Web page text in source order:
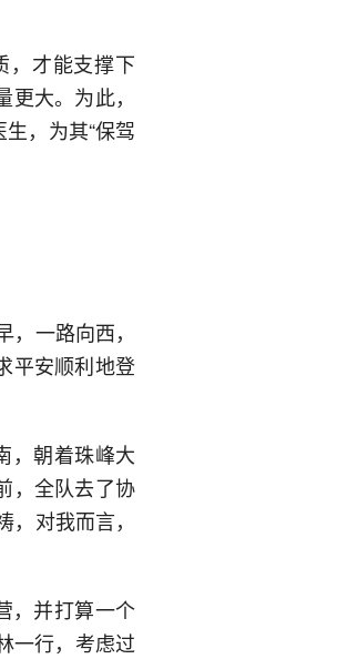
，才能支撑下
大。为此，
，为其“保驾
一路向西，
平安顺利地登
，朝着珠峰大
，全队去了协
对我而言，
，并打算一个
一行，考虑过